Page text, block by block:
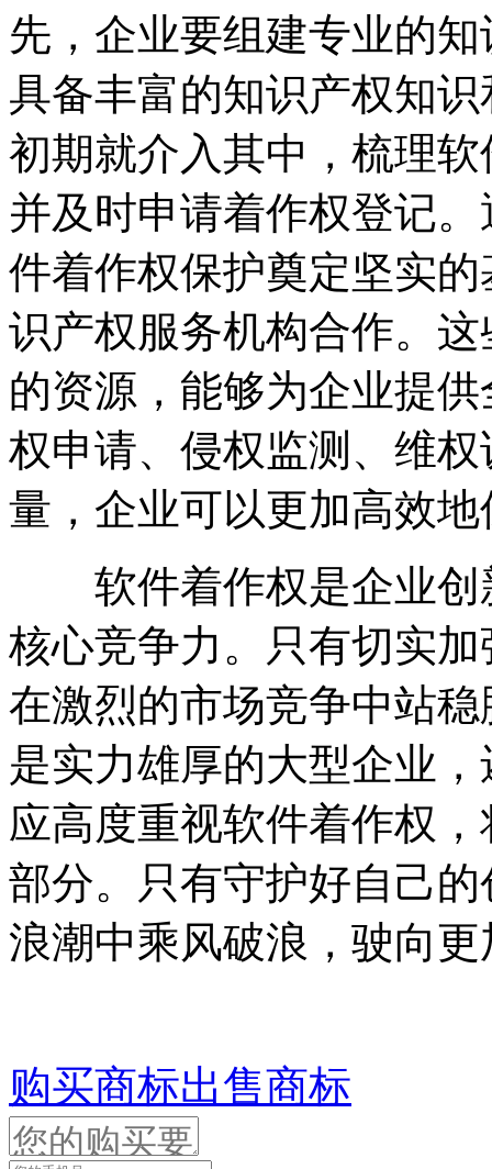
先，企业要组建专业的
具备丰富的知识产权知
初期就介入其中，梳理
并及时申请着作权登记
件着作权保护奠定坚实
识产权服务机构合作。
的资源，能够为企业提
权申请、侵权监测、维
量，企业可以更加高效
软件着作权是企业创
核心竞争力。只有切实
在激烈的市场竞争中站
是实力雄厚的大型企业
应高度重视软件着作权
部分。只有守护好自己
浪潮中乘风破浪，驶向
购买商标出售商标